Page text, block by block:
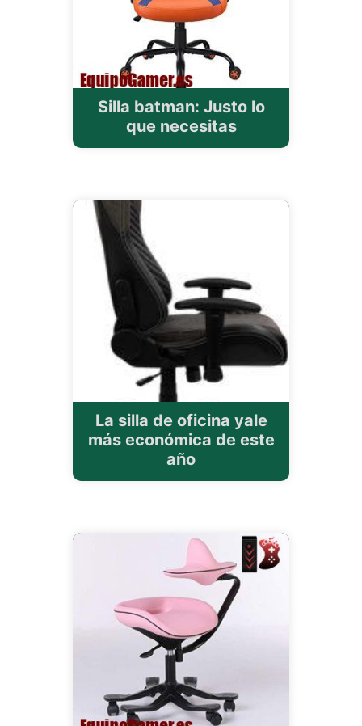
Silla batman: Justo lo
que necesitas
La silla de oficina yale
más económica de este
año